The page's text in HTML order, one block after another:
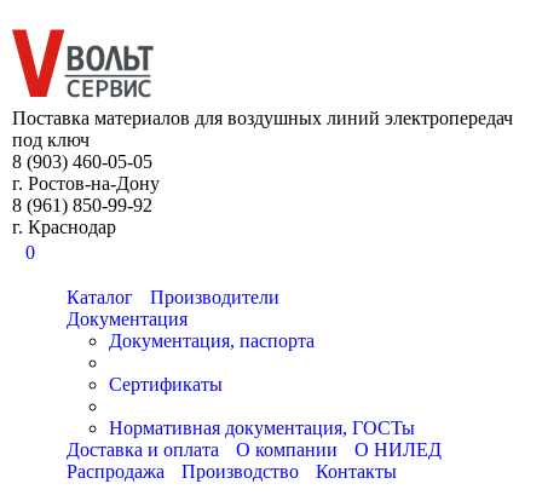
Поставка материалов для воздушных линий электропередач
под ключ
8 (903) 460-05-05
г. Ростов-на-Дону
8 (961) 850-99-92
г. Краснодар
0
Каталог
Производители
Документация
Документация, паспорта
Сертификаты
Нормативная документация, ГОСТы
Доставка и оплата
О компании
О НИЛЕД
Распродажа
Производство
Контакты